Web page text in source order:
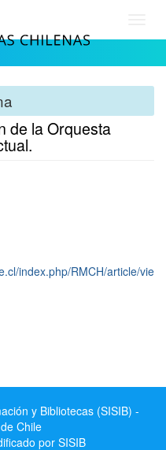
de la Orquesta
index.php/RMCH/article/vie
y Bibliotecas (SISIB) -
Chile
por SISIB